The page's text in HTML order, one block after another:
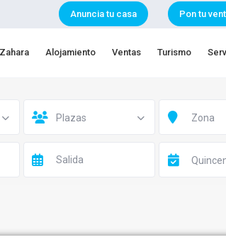
Anuncia tu casa Pon tu
Alojamiento Ventas Turismo
Plazas Zona